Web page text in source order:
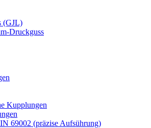
(GJL)
Druckguss
Kupplungen
69002 (präzise Aufsührung)